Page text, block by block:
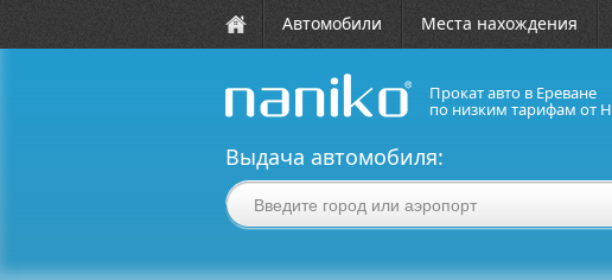
Автомобили Места нахождения
Прокат авто в Ереване
по низким тарифам от
Выдача автомобиля: